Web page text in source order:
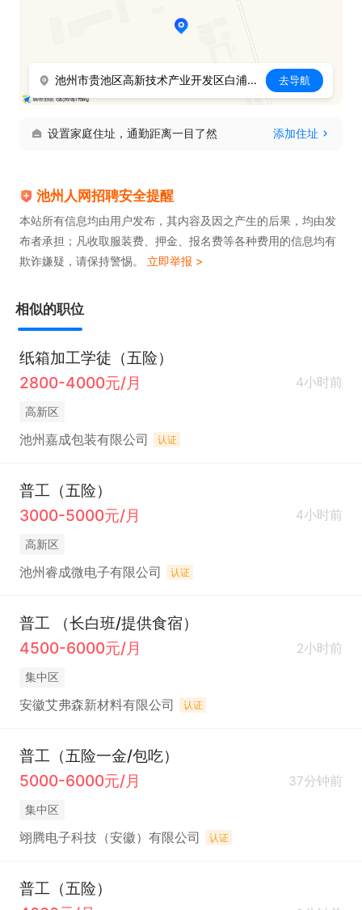
池州市贵池区高新技术产业开发区白浦路59号 去导航
设置家庭住址，通勤距离一目了然 添加住址
池州人网招聘安全提醒
本站所有信息均由用户发布，其内容及因之产生的后果，均由发
布者承担；凡收取服装费、押金、报名费等各种费用的信息均有
欺诈嫌疑，请保持警惕。 立即举报 >
相似的职位
纸箱加工学徒（五险）
2800-4000元/月
4小时前
高新区
池州嘉成包装有限公司 认证
普工（五险）
3000-5000元/月
4小时前
高新区
池州睿成微电子有限公司 认证
普工 （长白班/提供食宿）
4500-6000元/月
2小时前
集中区
安徽艾弗森新材料有限公司 认证
普工（五险一金/包吃）
5000-6000元/月
37分钟前
集中区
翊腾电子科技（安徽）有限公司 认证
普工（五险）